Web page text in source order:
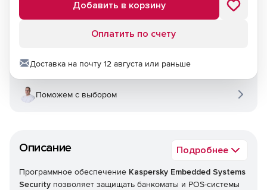
Описание Подробнее
Программное обеспечение Kaspersky Embedded Systems
Security позволяет защищать банкоматы и POS-системы
Добавить в корзину
Оплатить по счету
Доставка на почту 12 августа или раньше
Поможем с выбором